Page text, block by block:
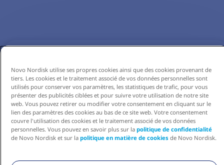
Novo Nordisk utilise ses propres cookies ainsi que des cookies provenant de
tiers. Les cookies et le traitement associé de vos données personnelles sont
utilisés pour conserver vos paramètres, les statistiques de trafic, pour vous
présenter des publicités ciblées et pour suivre votre utilisation de notre site
web. Vous pouvez retirer ou modifier votre consentement en cliquant sur le
lien des paramètres des cookies au bas de ce site web. Votre consentement
couvre l'utilisation des cookies et le traitement associé de vos données
personnelles. Vous pouvez en savoir plus sur la politique de confidentialité
de Novo Nordisk et sur la politique en matière de cookies de Novo Nordisk.